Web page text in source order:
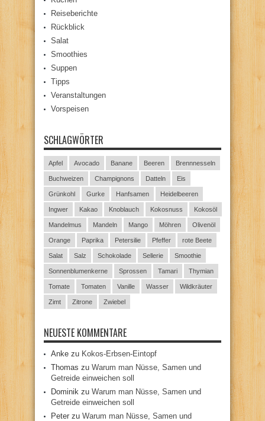
Reiseberichte
Rückblick
Salat
Smoothies
Suppen
Tipps
Veranstaltungen
Vorspeisen
SCHLAGWÖRTER
Apfel Avocado Banane Beeren Brennnesseln
Buchweizen Champignons Datteln Eis
Grünkohl Gurke Hanfsamen Heidelbeeren
Ingwer Kakao Knoblauch Kokosnuss Kokosöl
Mandelmus Mandeln Mango Möhren Olivenöl
Orange Paprika Petersilie Pfeffer rote Beete
Salat Salz Schokolade Sellerie Smoothie
Sonnenblumenkerne Sprossen Tamari Thymian
Tomate Tomaten Vanille Wasser Wildkräuter
Zimt Zitrone Zwiebel
NEUESTE KOMMENTARE
Anke zu Kokos-Erbsen-Eintopf
Thomas zu Warum man Nüsse, Samen und
Getreide einweichen soll
Dominik zu Warum man Nüsse, Samen und
Getreide einweichen soll
Peter zu Warum man Nüsse, Samen und